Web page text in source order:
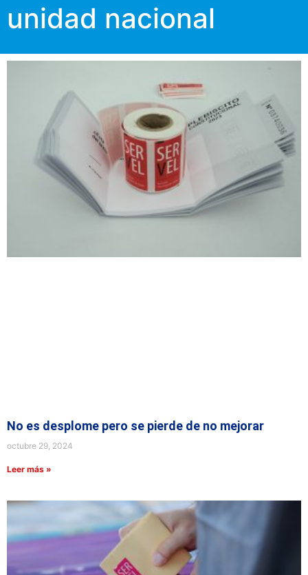
unidad nacional
No es desplome pero se pierde de no mejorar
octubre 29, 2024
Leer más »